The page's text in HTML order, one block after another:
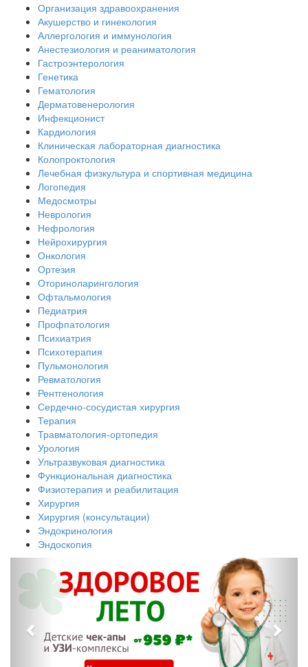
Организация здравоохранения
Акушерство и гинекология
Аллергология и иммунология
Анестезиология и реаниматология
Гастроэнтерология
Генетика
Гематология
Дерматовенерология
Инфекционист
Кардиология
Клиническая лабораторная диагностика
Колопроктология
Лечебная физкультура и спортивная медицина
Логопедия
Медосмотры
Неврология
Нефрология
Нейрохирургия
Онкология
Ортезия
Оториноларингология
Офтальмология
Педиатрия
Профпатология
Психиатрия
Психотерапия
Пульмонология
Ревматология
Рентгенология
Сердечно-сосудистая хирургия
Терапия
Травматология-ортопедия
Урология
Ультразвуковая диагностика
Функциональная диагностика
Физиотерапия и реабилитация
Хирургия
Хирургия (консультации)
Эндокринология
Эндоскопия